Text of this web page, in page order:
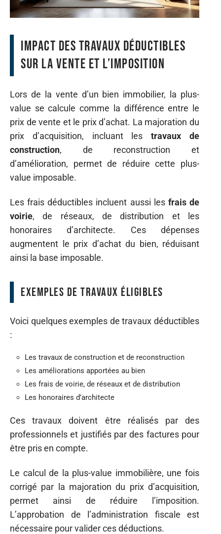
Impact des travaux déductibles
sur la vente et l’imposition
Lors de la vente d’un bien immobilier, la plus-
value se calcule comme la différence entre le
prix de vente et le prix d’achat. La majoration du
prix d’acquisition, incluant lestravaux de
construction, de reconstruction et
d’amélioration, permet de réduire cette plus-
value imposable.
Les frais déductibles incluent aussi les frais de
voirie, de réseaux, de distribution et les
honoraires d’architecte. Ces dépenses
augmentent le prix d’achat du bien, réduisant
ainsi la base imposable.
Exemples de travaux éligibles
Voici quelques exemples de travaux déductibles
:
Les travaux de construction et de reconstruction
Les améliorations apportées au bien
Les frais de voirie, de réseaux et de distribution
Les honoraires d’architecte
Ces travaux doivent être réalisés par des
professionnels et justifiés par des factures pour
être pris en compte.
Le calcul de la plus-value immobilière, une fois
corrigé par la majoration du prix d’acquisition,
permet ainsi de réduire l’imposition.
L’approbation de l’administration fiscale est
nécessaire pour valider ces déductions.